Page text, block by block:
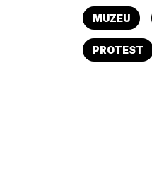
MUZEU
PROTEST